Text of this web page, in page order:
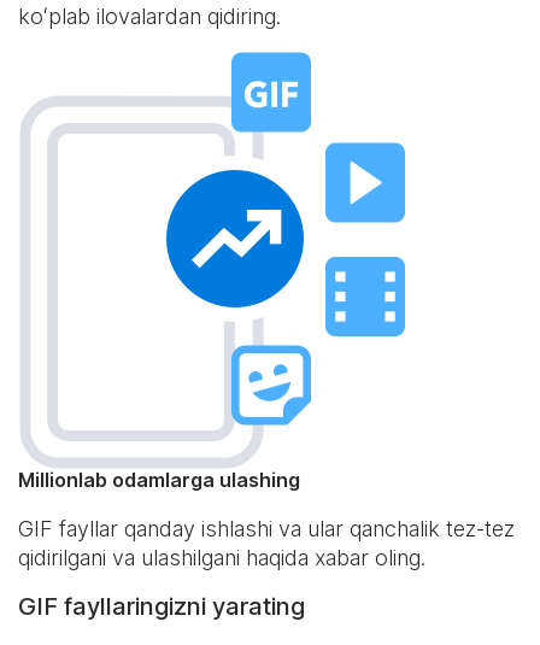
koʻplab ilovalardan qidiring.
Millionlab odamlarga ulashing
GIF fayllar qanday ishlashi va ular qanchalik tez-tez
qidirilgani va ulashilgani haqida xabar oling.
GIF fayllaringizni yarating